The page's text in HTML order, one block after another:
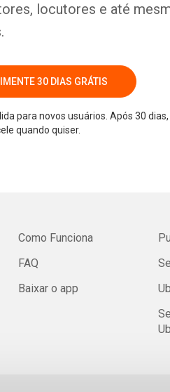
locutores e até
30 DIAS GRÁTIS
para novos usuários. Após 30
quando quiser.
Como Funciona
FAQ
Baixar o app